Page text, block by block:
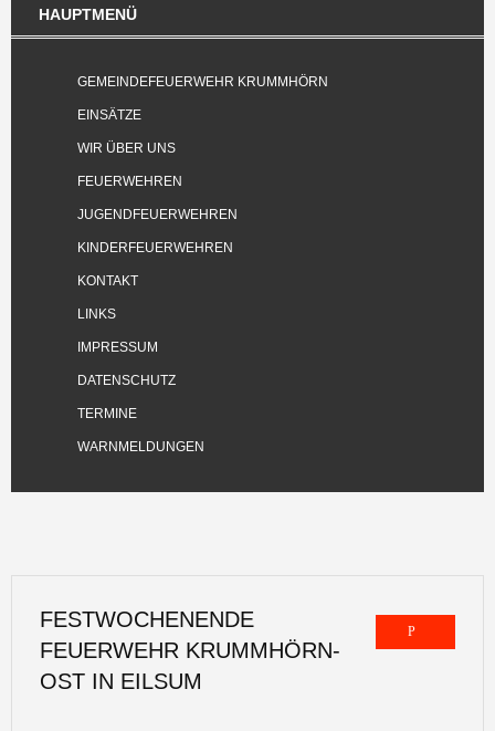
HAUPTMENÜ
GEMEINDEFEUERWEHR KRUMMHÖRN
EINSÄTZE
WIR ÜBER UNS
FEUERWEHREN
JUGENDFEUERWEHREN
KINDERFEUERWEHREN
KONTAKT
LINKS
IMPRESSUM
DATENSCHUTZ
TERMINE
WARNMELDUNGEN
FESTWOCHENENDE
FEUERWEHR KRUMMHÖRN-
OST IN EILSUM